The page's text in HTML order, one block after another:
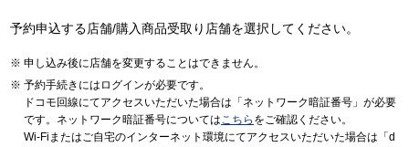
予約申込する店舗/購入商品受取り店舗を選択してください。
申し込み後に店舗を変更することはできません。
予約手続きにはログインが必要です。
ドコモ回線にてアクセスいただいた場合は「ネットワーク暗証番号」が必要
です。ネットワーク暗証番号についてはこちら をご確認ください。
Wi-Fiまたはご自宅のインターネット環境にてアクセスいただいた場合は「d